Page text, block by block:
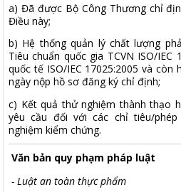
a) Đã được Bộ Công Thương chỉ
Điều này;
b) Hệ thống quản lý chất lượng
Tiêu chuẩn quốc gia TCVN ISO/IEC
quốc tế ISO/IEC 17025:2005 và
ngày nộp hồ sơ đăng ký chỉ định;
c) Kết quả thử nghiệm thành thạo
yêu cầu đối với các chỉ tiêu/
nghiệm kiểm chứng.
Văn bản quy phạm pháp luật
- Luật an toàn thực phẩm